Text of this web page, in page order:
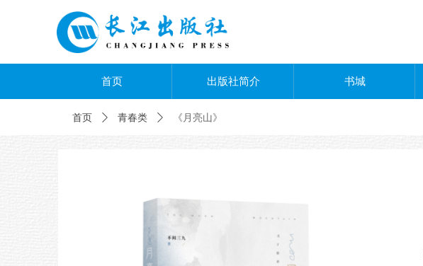
首页 出版社简介 书城
首页 ꄲ 青春类 ꄲ 《月亮山》